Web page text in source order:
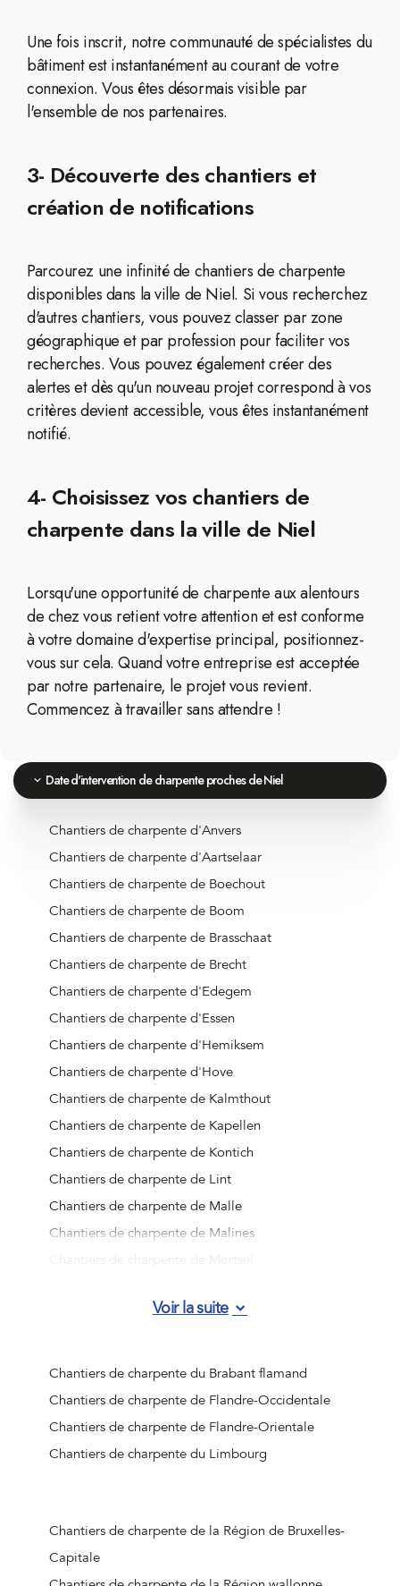
Une fois inscrit, notre communauté de spécialistes du
bâtiment est instantanément au courant de votre
connexion. Vous êtes désormais visible par
l'ensemble de nos partenaires.
3- Découverte des chantiers et
création de notifications
Parcourez une infinité de chantiers de charpente
disponibles dans la ville de Niel. Si vous recherchez
d'autres chantiers, vous pouvez classer par zone
géographique et par profession pour faciliter vos
recherches. Vous pouvez également créer des
alertes et dès qu'un nouveau projet correspond à vos
critères devient accessible, vous êtes instantanément
notifié.
4- Choisissez vos chantiers de
charpente dans la ville de Niel
Lorsqu'une opportunité de charpente aux alentours
de chez vous retient votre attention et est conforme
à votre domaine d'expertise principal, positionnez-
vous sur cela. Quand votre entreprise est acceptée
par notre partenaire, le projet vous revient.
Commencez à travailler sans attendre !
Date d'intervention de charpente proches de Niel
Chantiers de charpente d'Anvers
Chantiers de charpente d'Aartselaar
Chantiers de charpente de Boechout
Chantiers de charpente de Boom
Chantiers de charpente de Brasschaat
Chantiers de charpente de Brecht
Chantiers de charpente d'Edegem
Chantiers de charpente d'Essen
Chantiers de charpente d'Hemiksem
Chantiers de charpente d'Hove
Chantiers de charpente de Kalmthout
Chantiers de charpente de Kapellen
Chantiers de charpente de Kontich
Chantiers de charpente de Lint
Chantiers de charpente de Malle
Chantiers de charpente de Malines
Chantiers de charpente de Rumst
Chantiers de charpente de Schilde
Chantiers de charpente de Schoten
Chantiers de charpente de Stabroek
Chantiers de charpente de Wijnegem
Chantiers de charpente de Zandhoven
Chantiers de charpente de Zoersel
Chantiers de charpente de Zwijndrecht
Voir la suite
Chantiers de charpente du Brabant flamand
Chantiers de charpente de Flandre-Occidentale
Chantiers de charpente de Flandre-Orientale
Chantiers de charpente du Limbourg
Chantiers de charpente de la Région de Bruxelles-
Capitale